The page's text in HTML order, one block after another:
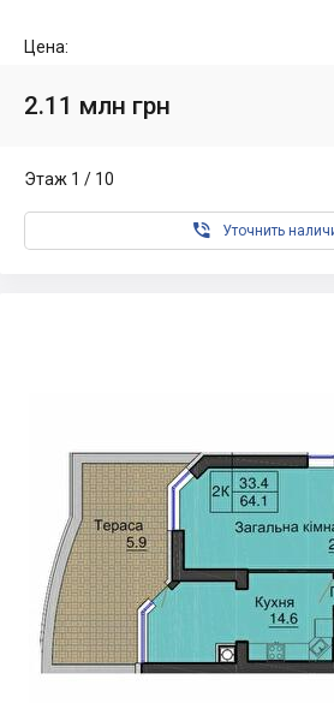
Цена:
2.11 млн грн
Этаж 1 / 10
 Уточнить